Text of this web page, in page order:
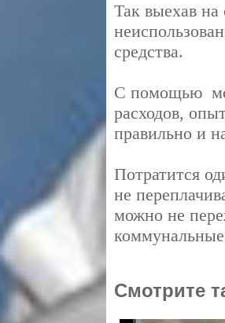
Так выехав на
средства.
С помощью
расходов,
правильно и
Потратится
не
можно не
Смотрите